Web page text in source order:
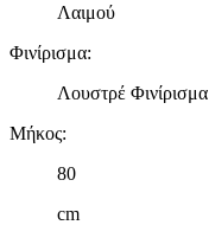
Λαιμού
Φινίρισμα:
Λουστρέ Φινίρισμα
Μήκος:
80
cm